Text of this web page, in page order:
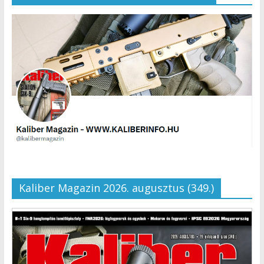
Kaliber Magazin 2026. augusztus (349.)